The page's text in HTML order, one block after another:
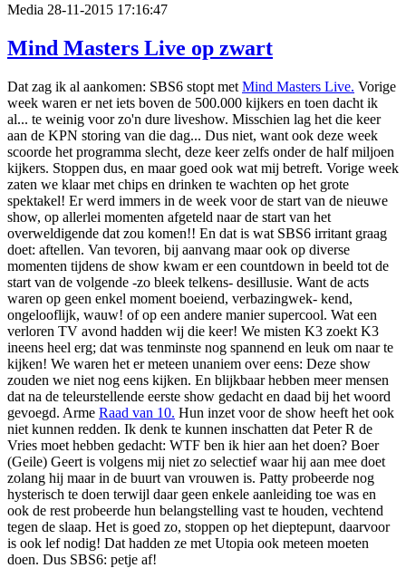
Media 28-11-2015 17:16:47
Mind Masters Live op zwart
Dat zag ik al aankomen: SBS6 stopt met Mind Masters Live. Vorige
week waren er net iets boven de 500.000 kijkers en toen dacht ik
al... te weinig voor zo'n dure liveshow. Misschien lag het die keer
aan de KPN storing van die dag... Dus niet, want ook deze week
scoorde het programma slecht, deze keer zelfs onder de half miljoen
kijkers. Stoppen dus, en maar goed ook wat mij betreft. Vorige week
zaten we klaar met chips en drinken te wachten op het grote
spektakel! Er werd immers in de week voor de start van de nieuwe
show, op allerlei momenten afgeteld naar de start van het
overweldigende dat zou komen!! En dat is wat SBS6 irritant graag
doet: aftellen. Van tevoren, bij aanvang maar ook op diverse
momenten tijdens de show kwam er een countdown in beeld tot de
start van de volgende -zo bleek telkens- desillusie. Want de acts
waren op geen enkel moment boeiend, verbazingwek- kend,
ongelooflijk, wauw! of op een andere manier supercool. Wat een
verloren TV avond hadden wij die keer! We misten K3 zoekt K3
ineens heel erg; dat was tenminste nog spannend en leuk om naar te
kijken! We waren het er meteen unaniem over eens: Deze show
zouden we niet nog eens kijken. En blijkbaar hebben meer mensen
dat na de teleurstellende eerste show gedacht en daad bij het woord
gevoegd. Arme Raad van 10. Hun inzet voor de show heeft het ook
niet kunnen redden. Ik denk te kunnen inschatten dat Peter R de
Vries moet hebben gedacht: WTF ben ik hier aan het doen? Boer
(Geile) Geert is volgens mij niet zo selectief waar hij aan mee doet
zolang hij maar in de buurt van vrouwen is. Patty probeerde nog
hysterisch te doen terwijl daar geen enkele aanleiding toe was en
ook de rest probeerde hun belangstelling vast te houden, vechtend
tegen de slaap. Het is goed zo, stoppen op het dieptepunt, daarvoor
is ook lef nodig! Dat hadden ze met Utopia ook meteen moeten
doen. Dus SBS6: petje af!